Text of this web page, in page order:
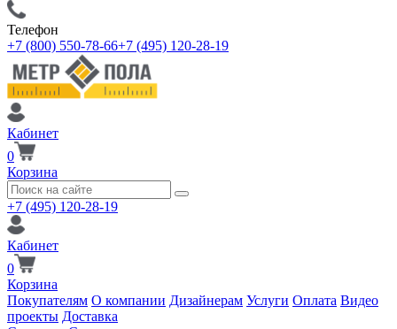
Телефон
+7 (800) 550-78-66+7 (495) 120-28-19
Кабинет
0
Корзина
+7 (495) 120-28-19
Кабинет
0
Корзина
Покупателям О компании Дизайнерам Услуги Оплата Видео
проекты Доставка